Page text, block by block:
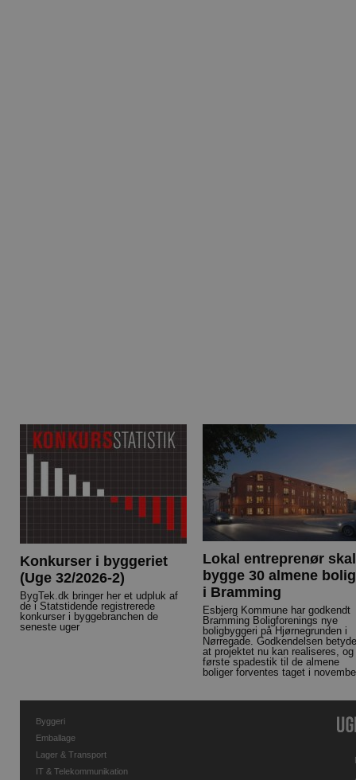
Konkurser i byggeriet
(Uge 32/2026-2)
BygTek.dk bringer her et udpluk af
de i Statstidende registrerede
konkurser i byggebranchen de
seneste uger
Lokal entreprenør skal
bygge 30 almene
i Bramming
Esbjerg Kommune har godkendt
Bramming Boligforenings nye
boligbyggeri på Hjørnegrunden i
Nørregade. Godkendelsen
at projektet nu kan realiseres, og
første spadestik til de almene
boliger forventes taget i
Byggeri
Emballage
Lager & Transport
IT & Telekommunikation